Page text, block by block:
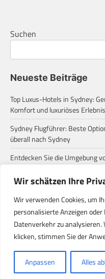
Wir schätzen Ihre
Wir verwenden Cookies, um
personalisierte Anzeigen
Datenverkehr zu analysieren.
klicken, stimmen Sie der
Anpassen Alles
Suchen
Neueste Beiträge
Top Luxus-Hotels in Sydney:
Komfort und luxuriöses Erlebnis
Sydney Flugführer: Beste
überall nach Sydney
Entdecken Sie die Umgebung
Zum ersten Mal in Sydney?
solltest du wissen!
Eine Roadtrip-Reise von
verborgenen Paradiese der
Copyright © 2026 Reisen
Blog byAscendoor|